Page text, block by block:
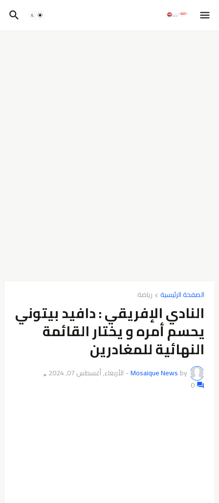
الصفحة الرئيسية رياضة
النادي الإفريقي : دافيد بيتوني
يحسم أمره و يختار القائمة
النهائية للمغادرين
by
Mosaique News
- الأربعاء, أغسطس 07, 2024 👁️
0